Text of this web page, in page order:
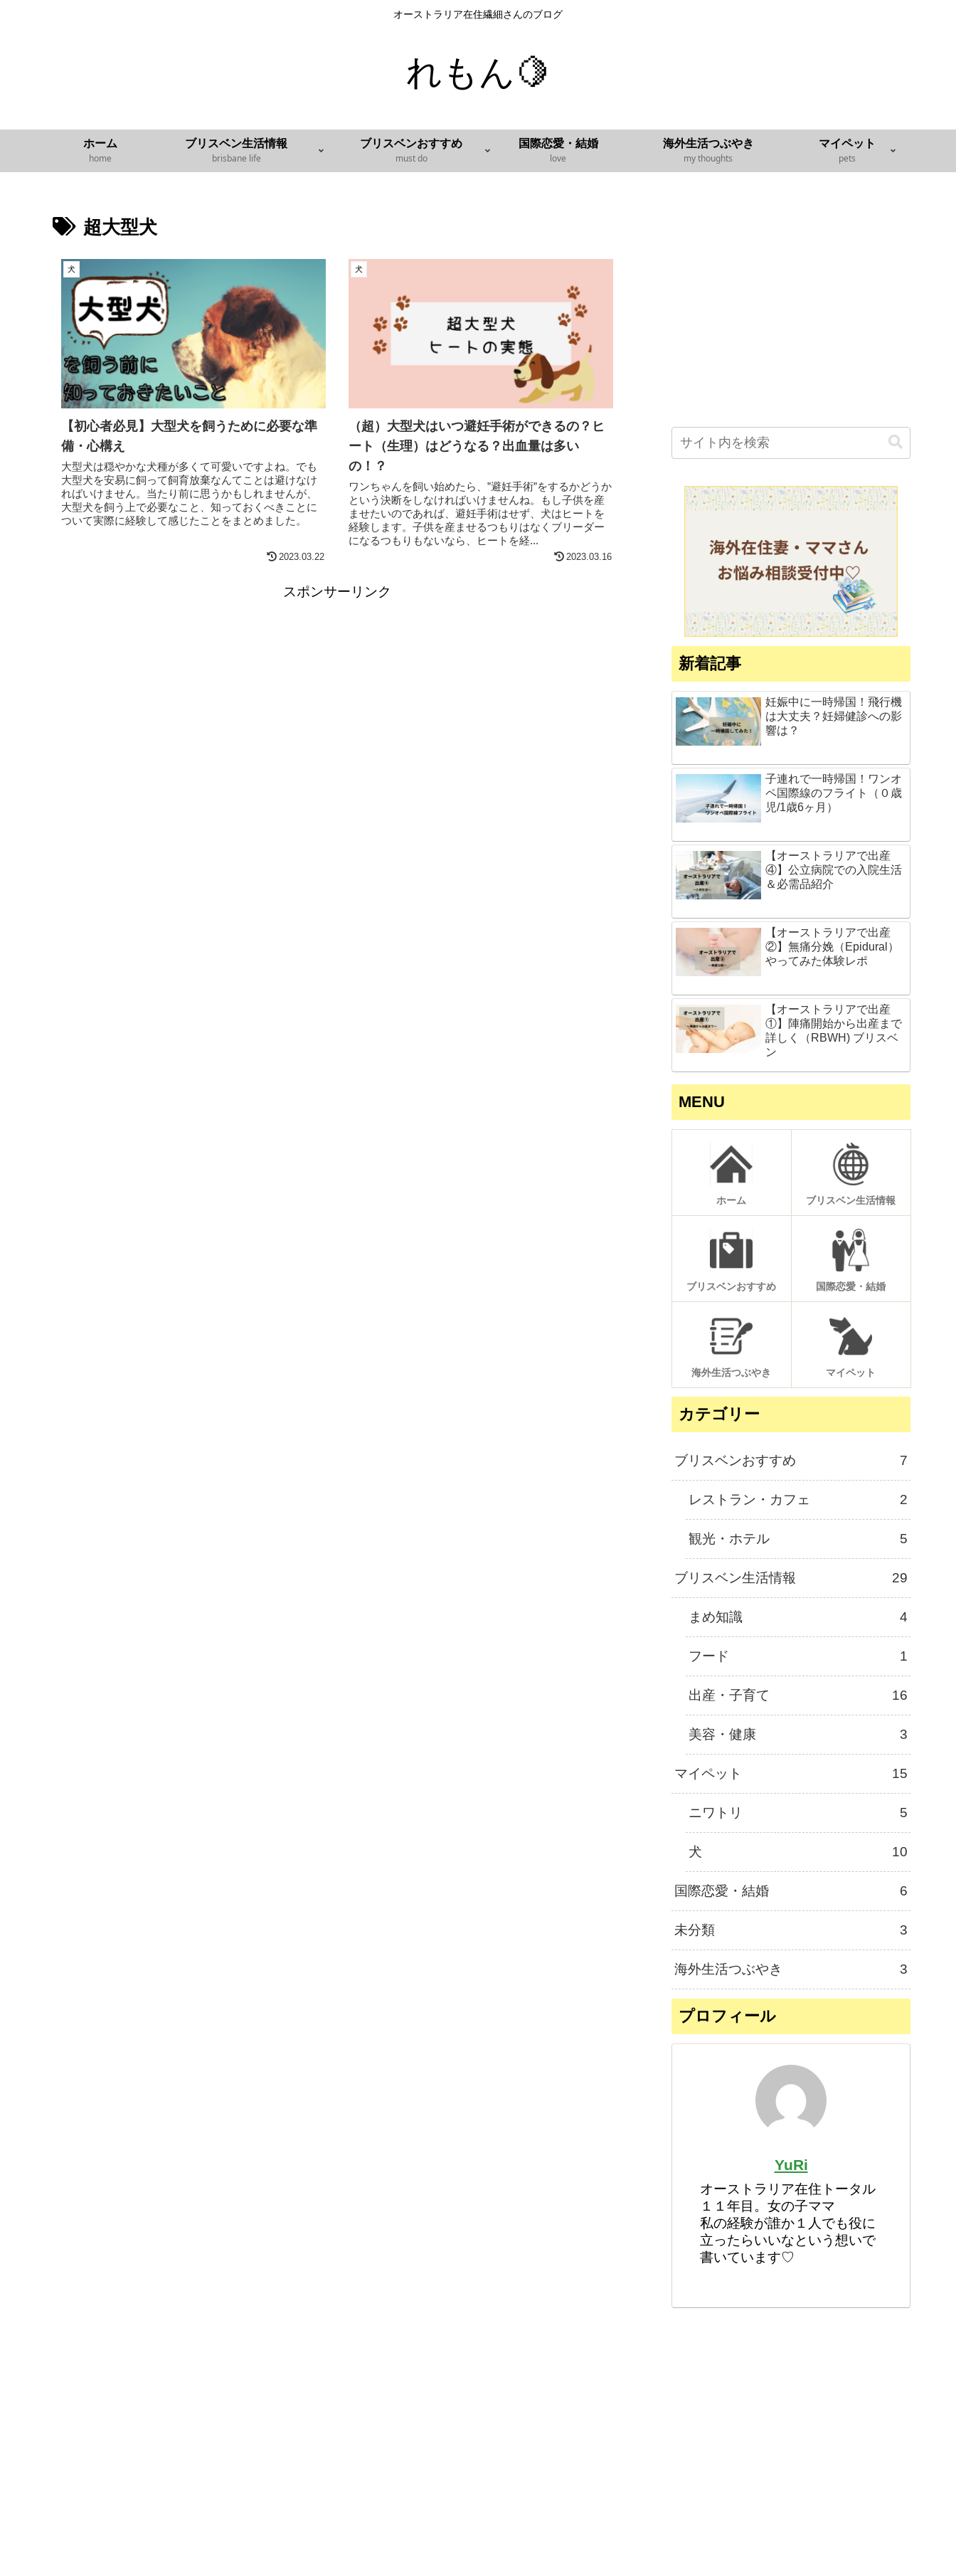
オーストラリア在住繊細さんのブログ
れもん🍋
ホーム
home
ブリスベン生活情報
brisbane life
ブリスベンおすすめ
must do
国際恋愛・結婚
love
海外生活つぶやき
my thoughts
マイペット
pets
超大型犬
犬
【初心者必見】大型犬を飼うために必要な準
備・心構え
大型犬は穏やかな犬種が多くて可愛いですよね。でも
大型犬を安易に飼って飼育放棄なんてことは避けなけ
ればいけません。当たり前に思うかもしれませんが、
大型犬を飼う上で必要なこと、知っておくべきことに
ついて実際に経験して感じたことをまとめました。
2023.03.22
犬
（超）大型犬はいつ避妊手術ができるの？ヒ
ート（生理）はどうなる？出血量は多い
の！？
ワンちゃんを飼い始めたら、”避妊手術”をするかどうか
という決断をしなければいけませんね。もし子供を産
ませたいのであれば、避妊手術はせず、犬はヒートを
経験します。子供を産ませるつもりはなくブリーダー
になるつもりもないなら、ヒートを経...
2023.03.16
スポンサーリンク
新着記事
妊娠中に一時帰国！飛行機
は大丈夫？妊婦健診への影
響は？
子連れで一時帰国！ワンオ
ペ国際線のフライト（０歳
児/1歳6ヶ月）
【オーストラリアで出産
④】公立病院での入院生活
＆必需品紹介
【オーストラリアで出産
②】無痛分娩（Epidural）
やってみた体験レポ
【オーストラリアで出産
①】陣痛開始から出産まで
詳しく（RBWH) ブリスベ
ン
MENU
ホーム ブリスベン生活情報
ブリスベンおすすめ 国際恋愛・結婚
海外生活つぶやき マイペット
カテゴリー
ブリスベンおすすめ 7
レストラン・カフェ 2
観光・ホテル 5
ブリスベン生活情報 29
まめ知識 4
フード 1
出産・子育て 16
美容・健康 3
マイペット 15
ニワトリ 5
犬 10
国際恋愛・結婚 6
未分類 3
海外生活つぶやき 3
プロフィール
YuRi
オーストラリア在住トータル
１１年目。女の子ママ
私の経験が誰か１人でも役に
立ったらいいなという想いで
書いています♡